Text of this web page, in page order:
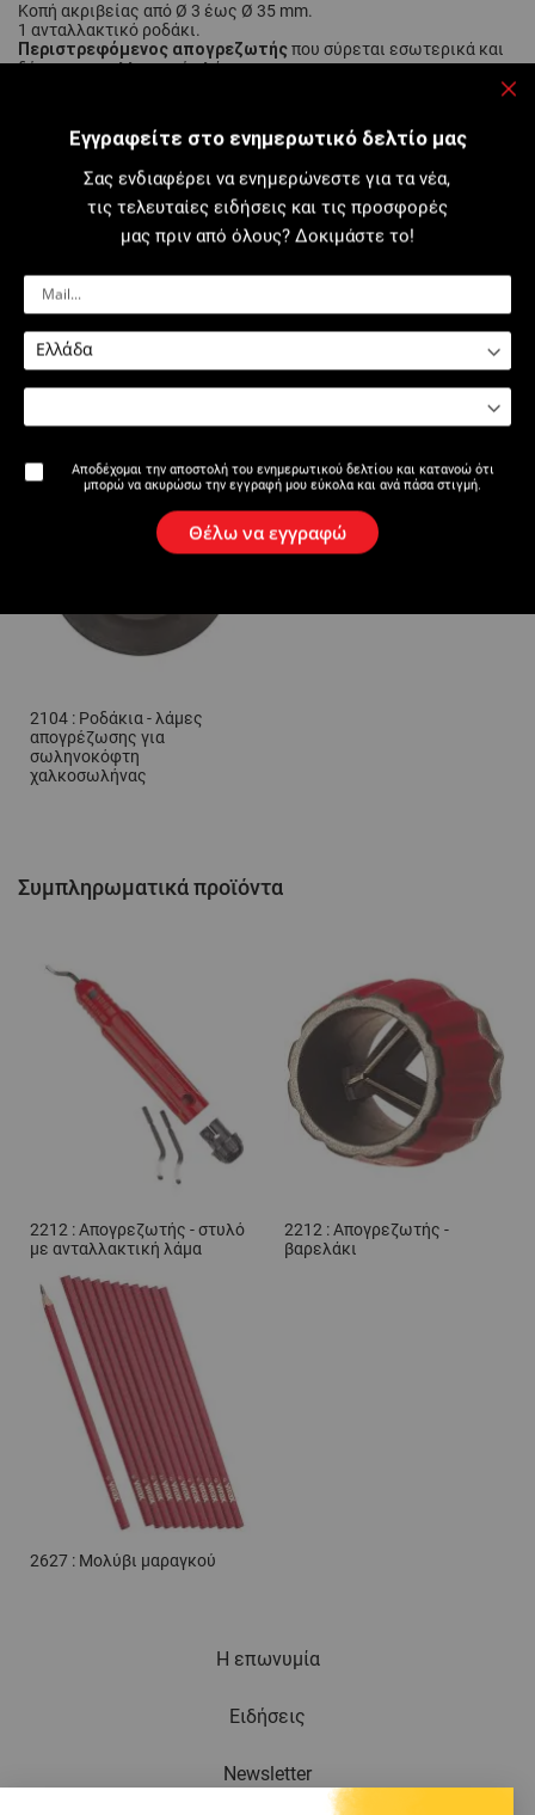
Κοπή ακριβείας από Ø 3 έως Ø 35 mm.
1 ανταλλακτικό ροδάκι.
Περιστρεφόμενος απογρεζωτήςπου σύρεται εσωτερικά και
δέχεται ανταλλακτικές λάμες.
Διαφορετικό χρωματιστό καπάκιανάλογα με το υλικό κοπής.
Σχόλια
αξεσουάρ
2104 : Ροδάκια - λάμες
απογρέζωσης για
σωληνοκόφτη
χαλκοσωλήνας
Συμπληρωματικά προϊόντα
2212 : Απογρεζωτής - στυλό
με ανταλλακτική λάμα
2212 : Απογρεζωτής -
βαρελάκι
2627 : Μολύβι μαραγκού
Η επωνυμία
Ειδήσεις
Newsletter
Εγγραφείτε στο ενημερωτικό δελτίο μας
Σας ενδιαφέρει να ενημερώνεστε για τα νέα,
τις τελευταίες ειδήσεις και τις προσφορές
μας πριν από όλους? Δοκιμάστε το!
Αποδέχομαι την αποστολή του ενημερωτικού δελτίου και κατανοώ ότι
μπορώ να ακυρώσω την εγγραφή μου εύκολα και ανά πάσα στιγμή.
Θέλω να εγγραφώ